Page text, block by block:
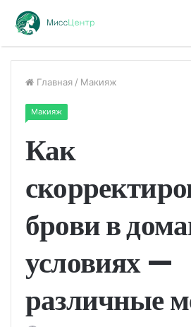
Главная / Макияж
Макияж
Как
брови в
условиях —
различные